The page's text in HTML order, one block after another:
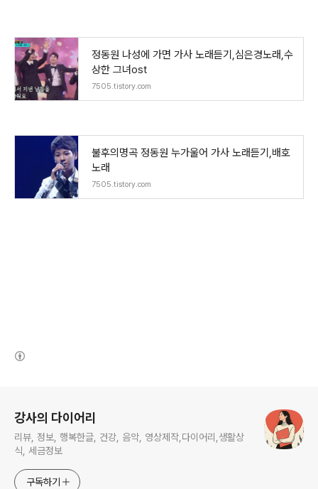
정동원 나성에 가면 가사 노래듣기,심은경노래,수
상한 그녀ost
7505.tistory.com
불후의명곡 정동원 누가울어 가사 노래듣기,배호
노래
7505.tistory.com
강사의 다이어리
리뷰, 정보, 행복한글, 건강, 음악, 영상제작,다이어리,생활상
식, 세금정보
구독하기